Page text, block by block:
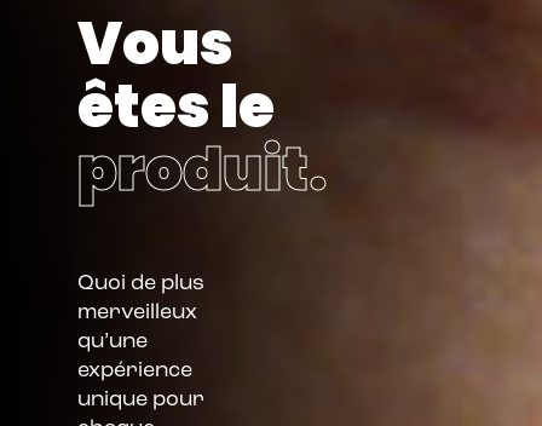
Vous
êtes le
produit.
Quoi de plus
merveilleux
qu’une
expérience
unique pour